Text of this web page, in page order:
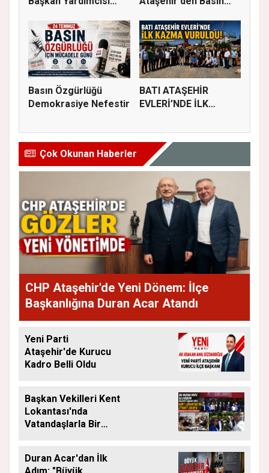
Basın Özgürlüğü
Demokrasiye Nefestir
BATI ATAŞEHİR
EVLERİ’NDE İLK
Çok Okunan Haberler
CHP Ataşehir'de Yeni Dönem: İlçe
Başkanlığına Duran Acar Atandı
Yeni Parti
Ataşehir'de Kurucu
Kadro Belli Oldu
Başkan Vekilleri Kent
Lokantası'nda
Vatandaşlarla Bir
Duran Acar'dan İlk
Adım: "Büyük